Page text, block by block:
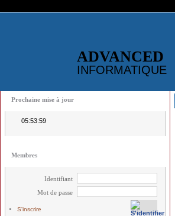
ADVANCED
INFORMATIQUE
Prochaine mise à jour
05:53:59
Membres
Identifiant
Mot de passe
S'inscrire